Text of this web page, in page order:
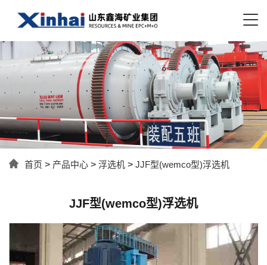
首页 > 产品中心 > 浮选机 > JJF型(wemco型)浮选机
JJF型(wemco型)浮选机